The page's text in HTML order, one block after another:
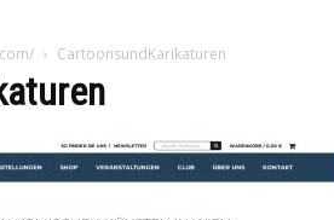
CartoonsundKarikaturen